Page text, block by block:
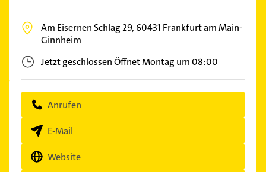
Am Eisernen Schlag 29, 60431 Frankfurt am Main-
Ginnheim
Jetzt geschlossenÖffnet Montag um 08:00
Anrufen
E-Mail
Website